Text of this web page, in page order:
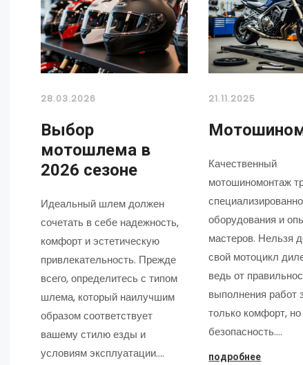
28.03.2026
Выбор
мотошлема в
2026 сезоне
Идеальный шлем должен
сочетать в себе надежность,
комфорт и эстетическую
привлекательность. Прежде
всего, определитесь с типом
шлема, который наилучшим
образом соответствует
вашему стилю езды и
условиям эксплуатации.…
21.11.2025
Качественный
мотошиномонтаж
оборудования и
мастеров. Нельзя
свой мотоцикл
ведь от
выполнения работ
только комфорт,
безопасность.…
подробнее